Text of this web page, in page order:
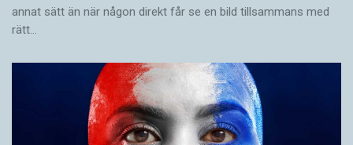
annat sätt än när någon direkt får se en bild tillsammans med
rätt…